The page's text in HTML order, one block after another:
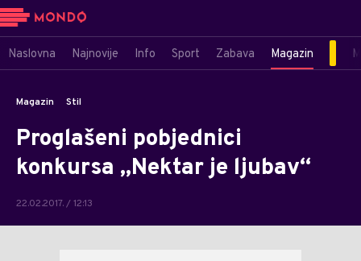
Naslovna Najnovije Info Sport Zabava Magazin
Magazin Stil
Proglašeni pobjednici
konkursa „Nektar je ljubav“
22.02.2017. / 12:13